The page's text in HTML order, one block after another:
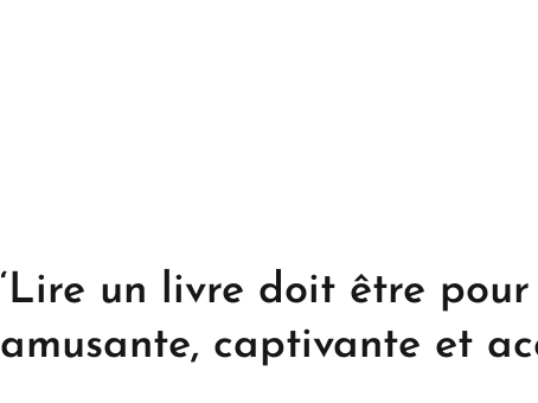
‘Lire un livre doit être
amusante, captivante et